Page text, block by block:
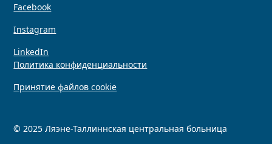
© 2025 Ляэне-Таллиннская центральная больница
Политика конфиденциальности
Принятие файлов cookie
Facebook
Instagram
LinkedIn